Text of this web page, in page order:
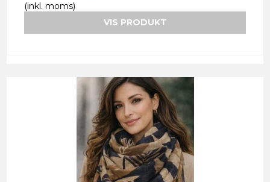
(inkl. moms)
VIS PRODUKT